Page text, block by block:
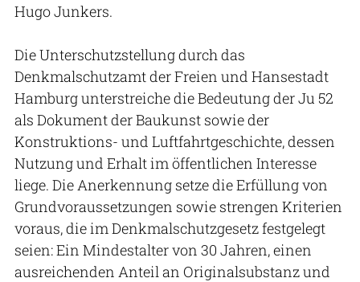
Hugo Junkers.
Die Unterschutzstellung durch das
Denkmalschutzamt der Freien und Hansestadt
Hamburg unterstreiche die Bedeutung der Ju 52
als Dokument der Baukunst sowie der
Konstruktions- und Luftfahrtgeschichte, dessen
Nutzung und Erhalt im öffentlichen Interesse
liege. Die Anerkennung setze die Erfüllung von
Grundvoraussetzungen sowie strengen Kriterien
voraus, die im Denkmalschutzgesetz festgelegt
seien: Ein Mindestalter von 30 Jahren, einen
ausreichenden Anteil an Originalsubstanz und